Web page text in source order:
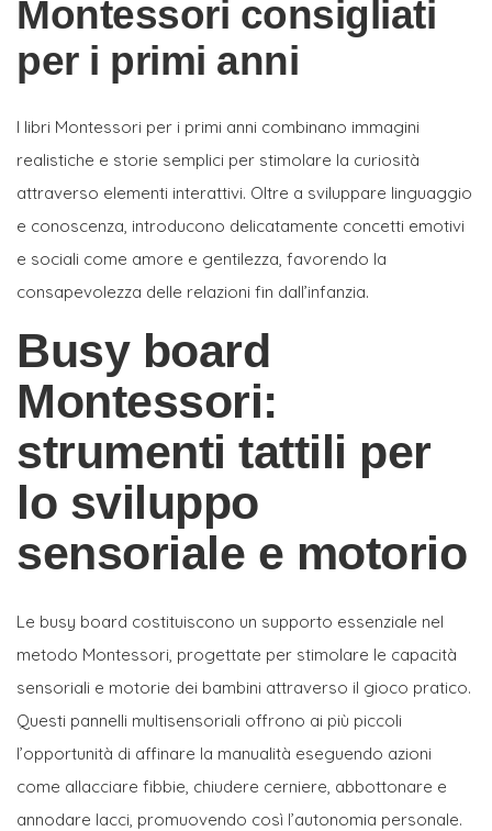
Montessori consigliati
per i primi anni
I libri Montessori per i primi anni combinano immagini
realistiche e storie semplici per stimolare la curiosità
attraverso elementi interattivi. Oltre a sviluppare linguaggio
e conoscenza, introducono delicatamente concetti emotivi
e sociali come amore e gentilezza, favorendo la
consapevolezza delle relazioni fin dall’infanzia.
Busy board
Montessori:
strumenti tattili per
lo sviluppo
sensoriale e motorio
Le busy board costituiscono un supporto essenziale nel
metodo Montessori, progettate per stimolare le capacità
sensoriali e motorie dei bambini attraverso il gioco pratico.
Questi pannelli multisensoriali offrono ai più piccoli
l’opportunità di affinare la manualità eseguendo azioni
come allacciare fibbie, chiudere cerniere, abbottonare e
annodare lacci, promuovendo così l’autonomia personale.